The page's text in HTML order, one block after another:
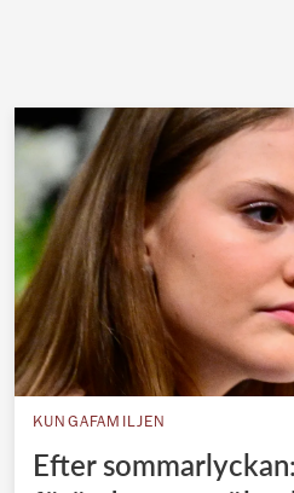
KUNGAFAMILJEN
Efter